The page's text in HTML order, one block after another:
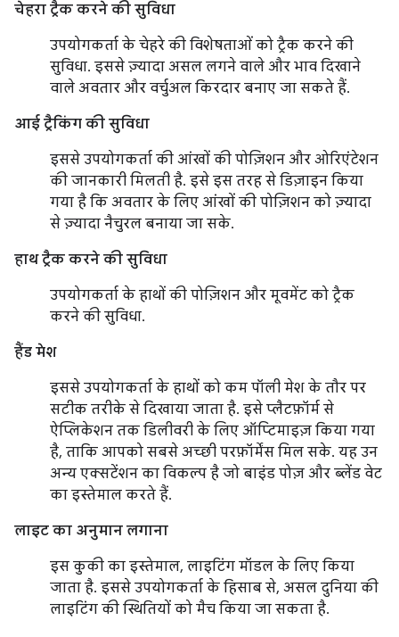
चेहरा ट्रैक करने की सुविधा
उपयोगकर्ता के चेहरे की विशेषताओं को ट्रैक करने की
सुविधा. इससे ज़्यादा असल लगने वाले और भाव दिखाने
वाले अवतार और वर्चुअल किरदार बनाए जा सकते हैं.
आई ट्रैकिंग की सुविधा
इससे उपयोगकर्ता की आंखों की पोज़िशन और ओरिएंटेशन
की जानकारी मिलती है. इसे इस तरह से डिज़ाइन किया
गया है कि अवतार के लिए आंखों की पोज़िशन को ज़्यादा
से ज़्यादा नैचुरल बनाया जा सके.
हाथ ट्रैक करने की सुविधा
उपयोगकर्ता के हाथों की पोज़िशन और मूवमेंट को ट्रैक
करने की सुविधा.
हैंड मेश
इससे उपयोगकर्ता के हाथों को कम पॉली मेश के तौर पर
सटीक तरीके से दिखाया जाता है. इसे प्लैटफ़ॉर्म से
ऐप्लिकेशन तक डिलीवरी के लिए ऑप्टिमाइज़ किया गया
है, ताकि आपको सबसे अच्छी परफ़ॉर्मेंस मिल सके. यह उन
अन्य एक्सटेंशन का विकल्प है जो बाइंड पोज़ और ब्लेंड वेट
का इस्तेमाल करते हैं.
लाइट का अनुमान लगाना
इस कुकी का इस्तेमाल, लाइटिंग मॉडल के लिए किया
जाता है. इससे उपयोगकर्ता के हिसाब से, असल दुनिया की
लाइटिंग की स्थितियों को मैच किया जा सकता है.